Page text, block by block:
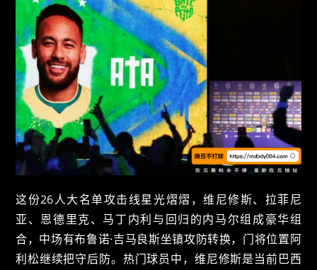
这份26人大名单攻击线星光熠熠，维尼修斯、拉菲尼
亚、恩德里克、马丁内利与回归的内马尔组成豪华组
合，中场有布鲁诺·吉马良斯坐镇攻防转换，门将位置阿
利松继续把守后防。热门球员中，维尼修斯是当前巴西